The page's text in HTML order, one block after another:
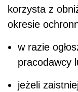
korzysta z
okresie
w razie
pracodawcy
jeżeli